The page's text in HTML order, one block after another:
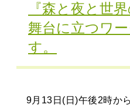
『森と夜と世
舞台に立つワ
す。
9月13日(日)午後2時か